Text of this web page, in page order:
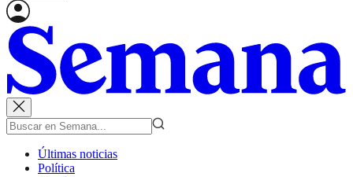
Últimas noticias
Política